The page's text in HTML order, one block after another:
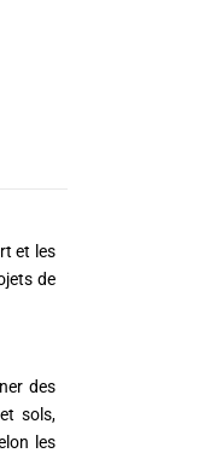
et les
de
des
sols,
les